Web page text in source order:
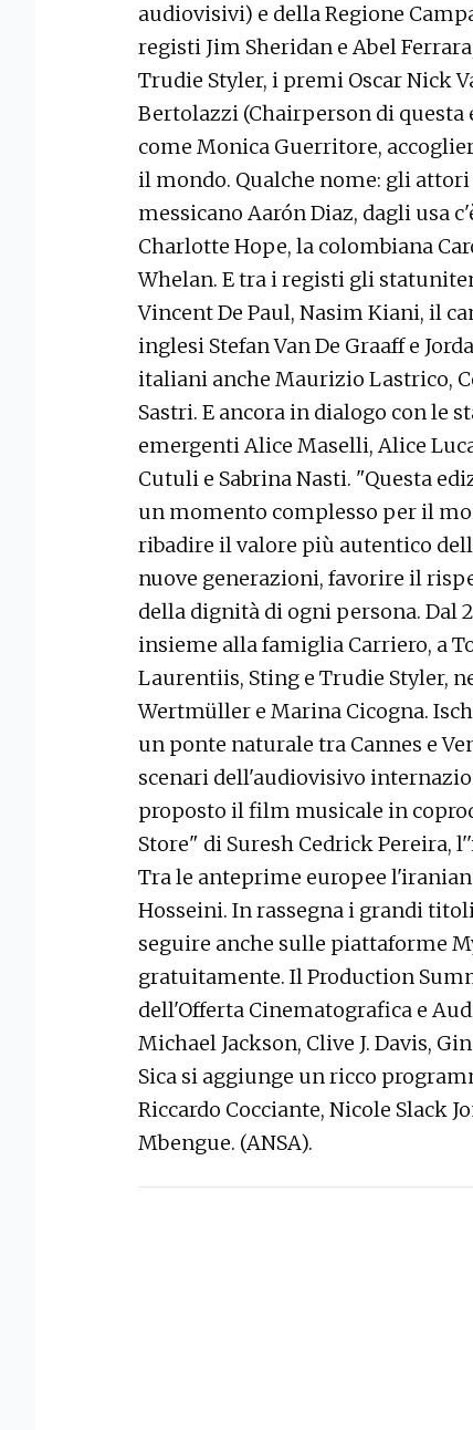
audiovisivi) e della Regione
registi Jim Sheridan e Abel
Trudie Styler, i premi Oscar Nick
Bertolazzi (Chairperson di
come Monica Guerritore,
il mondo. Qualche nome: gli
messicano Aarón Diaz, dagli usa
Charlotte Hope, la colombiana
Whelan. E tra i registi gli
Vincent De Paul, Nasim Kiani, il
inglesi Stefan Van De Graaff e
italiani anche Maurizio Lastrico,
Sastri. E ancora in dialogo con le
emergenti Alice Maselli, Alice
Cutuli e Sabrina Nasti. "Questa
un momento complesso per il
ribadire il valore più autentico
nuove generazioni, favorire il
della dignità di ogni persona. Dal
insieme alla famiglia Carriero, a
Laurentiis, Sting e Trudie Styler,
Wertmüller e Marina Cicogna.
un ponte naturale tra Cannes e
scenari dell'audiovisivo
proposto il film musicale in
Store" di Suresh Cedrick Pereira,
Tra le anteprime europee
Hosseini. In rassegna i grandi
seguire anche sulle piattaforme
gratuitamente. Il Production
dell'Offerta Cinematografica e
Michael Jackson, Clive J. Davis,
Sica si aggiunge un ricco
Riccardo Cocciante, Nicole Slack
Mbengue. (ANSA).